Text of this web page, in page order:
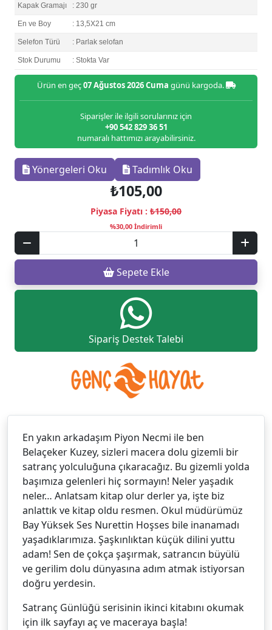
Kapak Gramajı : 230 gr
En ve Boy : 13,5X21 cm
Selefon Türü : Parlak selofan
Stok Durumu : Stokta Var
Ürün en geç07 Ağustos 2026 Cuma günü kargoda.
Siparişler ile ilgili sorularınız için
+90 542 829 36 51
numaralı hattımızı arayabilirsiniz.
Yönergeleri Oku Tadımlık Oku
₺105,00
Piyasa Fiyatı : ₺150,00
%30,00 İndirimli
Sepete Ekle
Sipariş Destek Talebi
En yakın arkadaşım Piyon Necmi ile ben
Belaçeker Kuzey, sizleri macera dolu gizemli bir
satranç yolculuğuna çıkaracağız. Bu gizemli yolda
başımıza gelenleri hiç sormayın! Neler yaşadık
neler… Anlatsam kitap olur derler ya, işte biz
anlattık ve kitap oldu resmen. Okul müdürümüz
Bay Yüksek Ses Nurettin Hoşses bile inanamadı
yaşadıklarımıza. Şaşkınlıktan küçük dilini yuttu
adam! Sen de çokça şaşırmak, satrancın büyülü
ve gerilim dolu dünyasına adım atmak istiyorsan
doğru yerdesin.
Satranç Günlüğü serisinin ikinci kitabını okumak
için ilk sayfayı aç ve maceraya başla!